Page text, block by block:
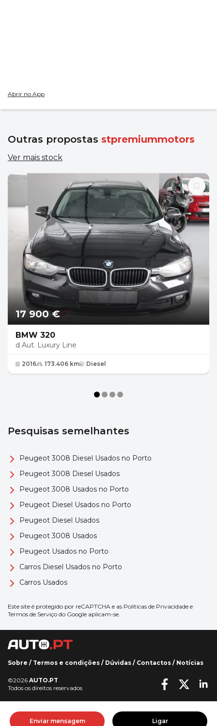
Abrir no App
Outras propostas stpremiummotors
Ver mais stock
17 900 €
BMW 320
d Aut. Luxury Line
2016 173.406 km Diesel
Pesquisas semelhantes
Peugeot 3008 Diesel Usados no Porto
Peugeot 3008 Diesel Usados
Peugeot 3008 Usados no Porto
Peugeot Diesel Usados no Porto
Peugeot Diesel Usados
Peugeot 3008 Usados
Peugeot Usados no Porto
Carros Diesel Usados no Porto
Carros Usados
Este site é protegido por reCAPTCHA e as Políticas de Privacidade e
Termos de Serviço do Google aplicam-se.
Enviar mensagem Ligar
Sobre / Termos e condições / Dúvidas / Contactos / Notícias
©2026 AUTO.PT
Todos os direitos reservados